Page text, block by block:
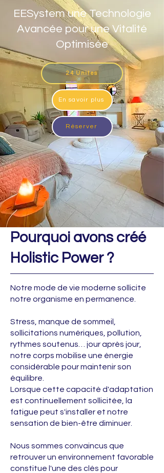
EESystem une Technologie
Avancée pour une Vitalité
Optimisée
24 Unites
En savoir plus
Réserver
Pourquoi avons créé
Holistic Power ?
Notre mode de vie moderne sollicite
notre organisme en permanence.
Stress, manque de sommeil,
sollicitations numériques, pollution,
rythmes soutenus… jour après jour,
notre corps mobilise une énergie
considérable pour maintenir son
équilibre.
Lorsque cette capacité d'adaptation
est continuellement sollicitée, la
fatigue peut s'installer et notre
sensation de bien-être diminuer.
Nous sommes convaincus que
retrouver un environnement favorable
constitue l'une des clés pour